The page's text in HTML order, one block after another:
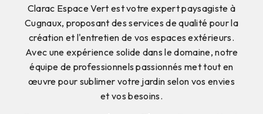
Clarac Espace Vert est votre expert paysagiste à
Cugnaux, proposant des services de qualité pour la
création et l'entretien de vos espaces extérieurs.
Avec une expérience solide dans le domaine, notre
équipe de professionnels passionnés met tout en
œuvre pour sublimer votre jardin selon vos envies
et vos besoins.